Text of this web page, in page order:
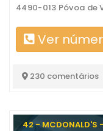
4490-013 Póvoa de
Ver
230 comentários
42 - MCDONALD'S